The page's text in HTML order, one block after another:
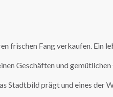
frischen Fang verkaufen. Ein
Geschäften und gemütlichen
Stadtbild prägt und eines der